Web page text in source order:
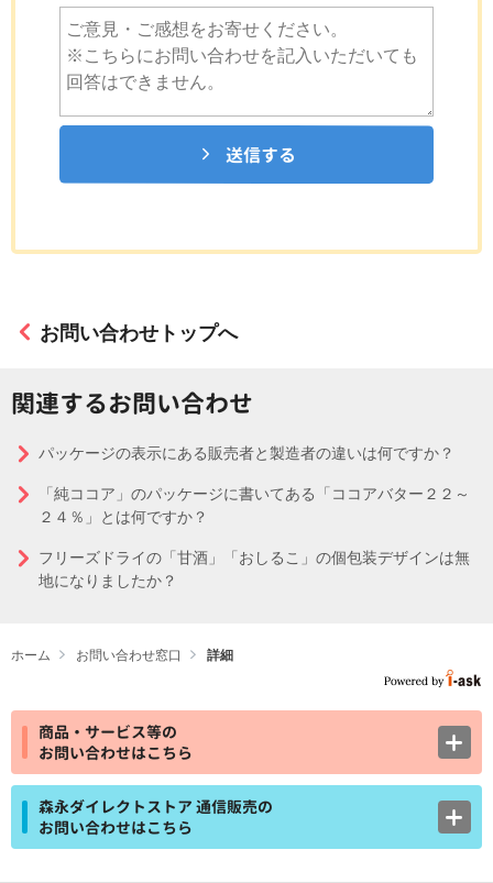
送信する
お問い合わせトップへ
関連するお問い合わせ
パッケージの表示にある販売者と製造者の違いは何ですか？
「純ココア」のパッケージに書いてある「ココアバター２２～
２４％」とは何ですか？
フリーズドライの「甘酒」「おしるこ」の個包装デザインは無
地になりましたか？
ホーム お問い合わせ窓口 詳細
商品・サービス等の
お問い合わせはこちら
森永ダイレクトストア 通信販売の
お問い合わせはこちら